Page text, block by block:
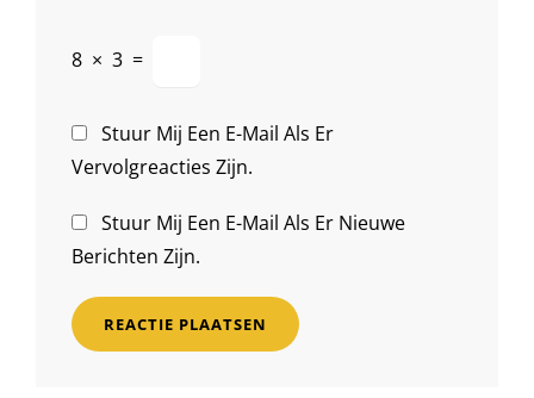
8 × 3 =
Stuur Mij Een E-Mail Als Er
Vervolgreacties Zijn.
Stuur Mij Een E-Mail Als Er Nieuwe
Berichten Zijn.